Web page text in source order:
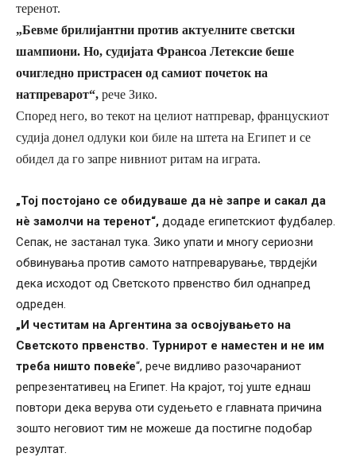
теренот.
„Бевме брилијантни против актуелните светски
шампиони. Но, судијата Франсоа Летексие беше
очигледно пристрасен од самиот почеток на
натпреварот“, рече Зико.
Според него, во текот на целиот натпревар, францускиот
судија донел одлуки кои биле на штета на Египет и се
обидел да го запре нивниот ритам на играта.
„Тој постојано се обидуваше да нè запре и сакал да
нè замолчи на теренот“, додаде египетскиот фудбалер.
Сепак, не застанал тука. Зико упати и многу сериозни
обвинувања против самото натпреварување, тврдејќи
дека исходот од Светското првенство бил однапред
одреден.
„И честитам на Аргентина за освојувањето на
Светското првенство. Турнирот е наместен и не им
треба ништо повеќе“, рече видливо разочараниот
репрезентативец на Египет. На крајот, тој уште еднаш
повтори дека верува оти судењето е главната причина
зошто неговиот тим не можеше да постигне подобар
резултат.